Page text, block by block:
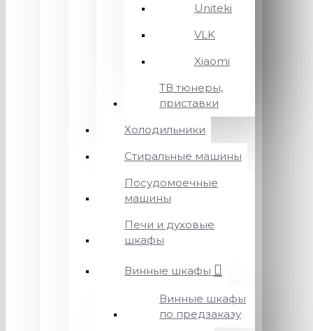
Uniteki
VLK
Xiaomi
ТВ тюнеры,
приставки
Холодильники
Стиральные машины
Посудомоечные
машины
Печи и духовые
шкафы
Винные шкафы
Винные шкафы
по предзаказу